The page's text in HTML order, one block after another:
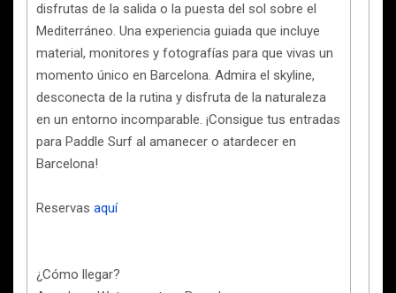
disfrutas de la salida o la puesta del sol sobre el
Mediterráneo. Una experiencia guiada que incluye
material, monitores y fotografías para que vivas un
momento único en Barcelona. Admira el skyline,
desconecta de la rutina y disfruta de la naturaleza
en un entorno incomparable. ¡Consigue tus entradas
para Paddle Surf al amanecer o atardecer en
Barcelona!
Reservas aquí
¿Cómo llegar?